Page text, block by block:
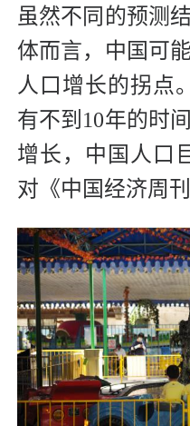
虽然不同的预测
体而言，中国可
人口增长的拐点
有不到10年的时
增长，中国人口
对《中国经济周